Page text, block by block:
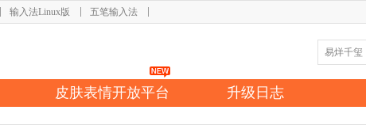
输入法Linux版 五笔输入法
皮肤表情开放平台 升级日志